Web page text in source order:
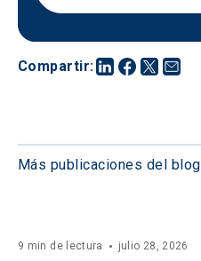
Compartir:
Más publicaciones del blog
9 min de lectura julio 28, 2026